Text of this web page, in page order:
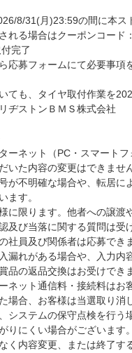
8/31(月)23:59の間に本ス
れる場合はクーポンコード
完了
応募フォームにて必要事項
ても、タイヤ取付作業を
ヂストンＢＭＳ株式会社
ーネット（PC・スマート
いた内容の変更はできませ
が不明確な場合や、転居
ます。
に限ります。他者への譲渡
及び当落に関する質問は受
社員及び関係者は応募でき
漏れがある場合や、入力
品の返品交換はお受けでき
ネット通信料・接続料は
場合、お客様は当選取り消
システムの保守点検を行
りにくい場合がございます。
く内容変更、または終了す